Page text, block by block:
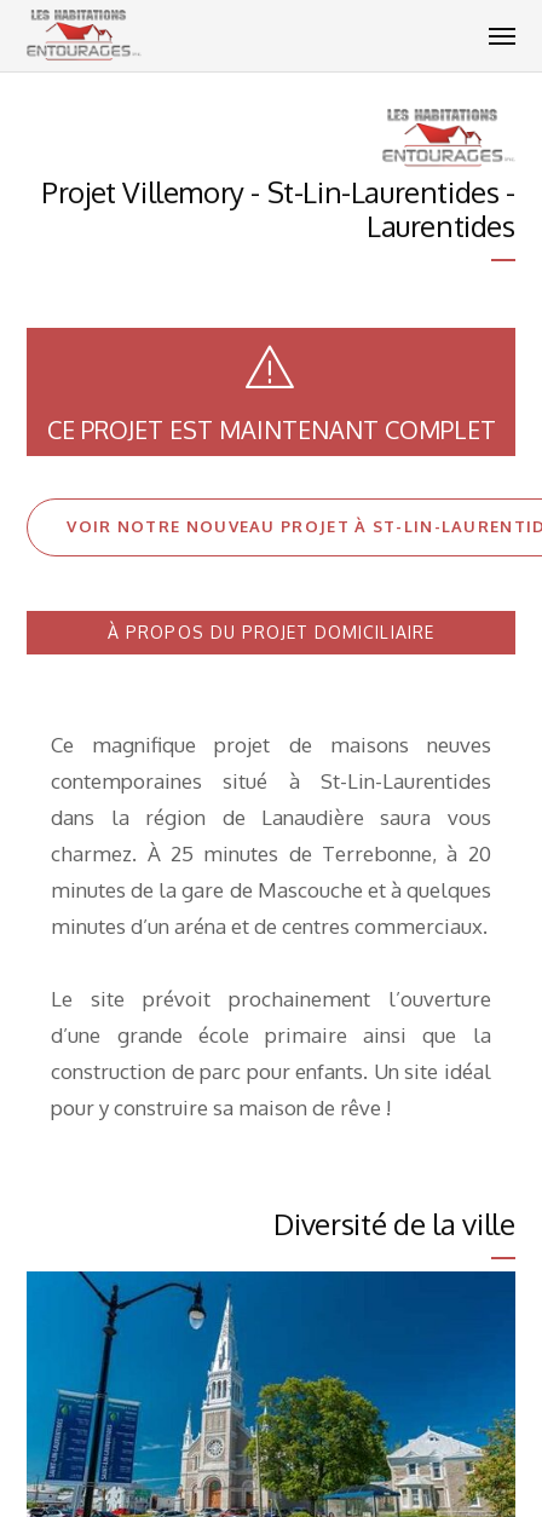
Projet Villemory - St-Lin-Laurentides -
Laurentides
CE PROJET EST MAINTENANT COMPLET
VOIR NOTRE NOUVEAU PROJET À ST-LIN-
À PROPOS DU PROJET DOMICILIAIRE
Ce magnifique projet de maisons neuves
contemporaines situé à St-Lin-Laurentides
dans la région de Lanaudière saura vous
charmez. À 25 minutes de Terrebonne, à 20
minutes de la gare de Mascouche et à quelques
minutes d’un aréna et de centres commerciaux.
Le site prévoit prochainement l’ouverture
d’une grande école primaire ainsi que la
construction de parc pour enfants. Un site idéal
pour y construire sa maison de rêve !
Diversité de la ville